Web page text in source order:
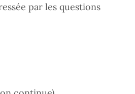
par les questions